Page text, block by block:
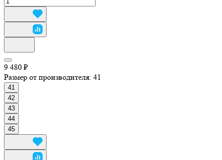
9 480 ₽
Размер от производителя: 41
41
42
43
44
45